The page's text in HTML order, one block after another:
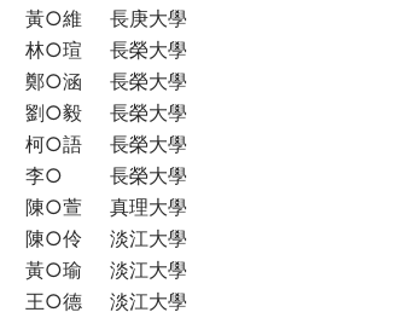
黃○維 長庚大學
林○瑄 長榮大學
鄭○涵 長榮大學
劉○毅 長榮大學
柯○語 長榮大學
李○ 長榮大學
陳○萱 真理大學
陳○伶 淡江大學
黃○瑜 淡江大學
王○德 淡江大學